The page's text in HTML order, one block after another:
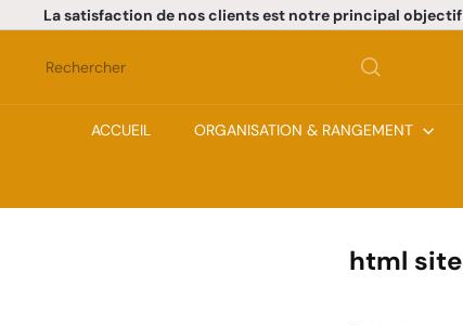
Passer
au
Diaporama
La satisfaction de nos clients est notre principal
Rechercher
ACCUEIL ORGANISATION & RANGEMENT
html